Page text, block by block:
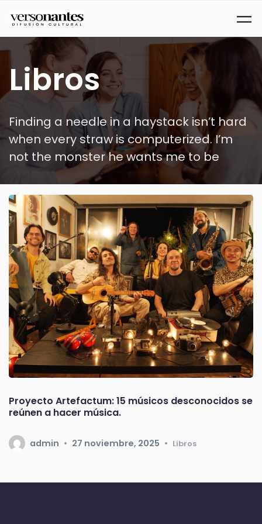
Libros
Finding a needle in a haystack isn’t hard
when every straw is computerized. I’m
not the monster he wants me to be
Proyecto Artefactum: 15 músicos desconocidos se
reúnen a hacer música.
admin 27 noviembre, 2025 Libros